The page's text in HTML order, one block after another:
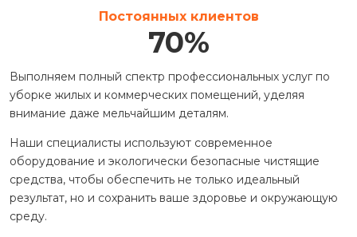
Постоянных клиентов
70%
Выполняем полный спектр профессиональных услуг по
уборке жилых и коммерческих помещений, уделяя
внимание даже мельчайшим деталям.
Наши специалисты используют современное
оборудование и экологически безопасные чистящие
средства, чтобы обеспечить не только идеальный
результат, но и сохранить ваше здоровье и окружающую
среду.